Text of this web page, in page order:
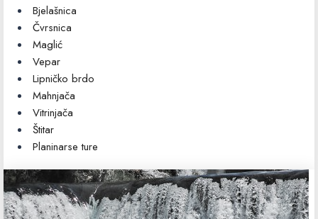
Bjelašnica
Čvrsnica
Maglić
Vepar
Lipničko brdo
Mahnjača
Vitrinjača
Štitar
Planinarse ture